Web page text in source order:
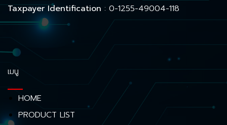
Taxpayer Identification : 0-1255-49004-118
เมนู
HOME
PRODUCT LIST